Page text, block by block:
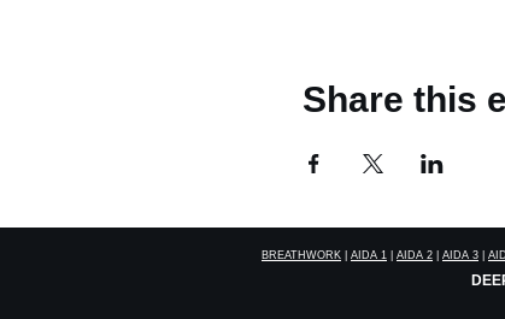
Share this
BREATHWORK AIDA 1 AIDA 2 AIDA 3